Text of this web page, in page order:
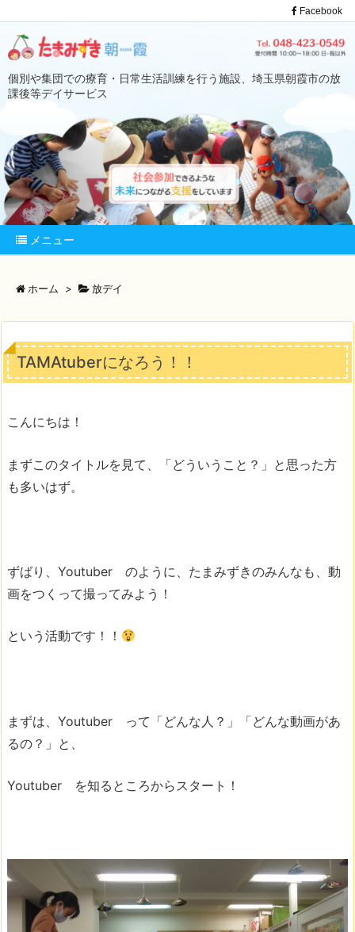
個別や集団での療育・日常生活訓練を行う施設、埼玉県朝霞市の放
課後等デイサービス
メニュー
Facebook
ホーム > 放デイ
TAMAtuberになろう！！
こんにちは！
まずこのタイトルを見て、「どういうこと？」と思った方
も多いはず。
ずばり、Youtuber のように、たまみずきのみんなも、動
画をつくって撮ってみよう！
という活動です！！
まずは、Youtuber って「どんな人？」「どんな動画があ
るの？」と、
Youtuber を知るところからスタート！